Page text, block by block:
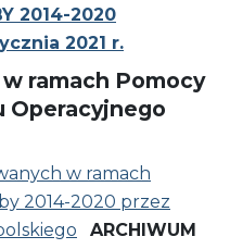
2014-2020
2021 r.
ramach Pomocy
Operacyjnego
w ramach
2014-2020 przez
ARCHIWUM